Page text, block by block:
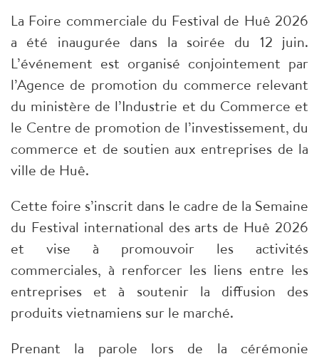
La Foire commerciale du Festival de Huê 2026
a été inaugurée dans la soirée du 12 juin.
L’événement est organisé conjointement par
l’Agence de promotion du commerce relevant
du ministère de l’Industrie et du Commerce et
le Centre de promotion de l’investissement, du
commerce et de soutien aux entreprises de la
ville de Huê.
Cette foire s’inscrit dans le cadre de la Semaine
du Festival international des arts de Huê 2026
et vise à promouvoir les activités
commerciales, à renforcer les liens entre les
entreprises et à soutenir la diffusion des
produits vietnamiens sur le marché.
Prenant la parole lors de la cérémonie